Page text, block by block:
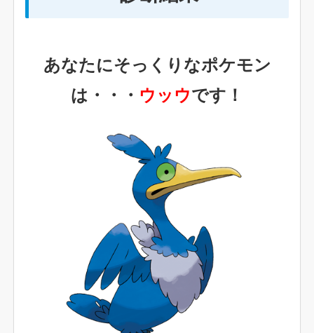
あなたにそっくりなポケモン
は・・・ ウッウです！